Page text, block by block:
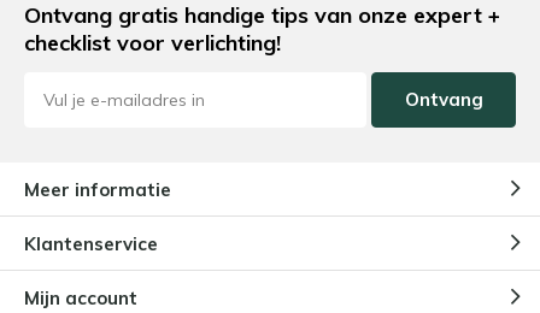
Ontvang gratis handige tips van onze expert +
checklist voor verlichting!
Ontvang
Meer informatie
Klantenservice
Mijn account